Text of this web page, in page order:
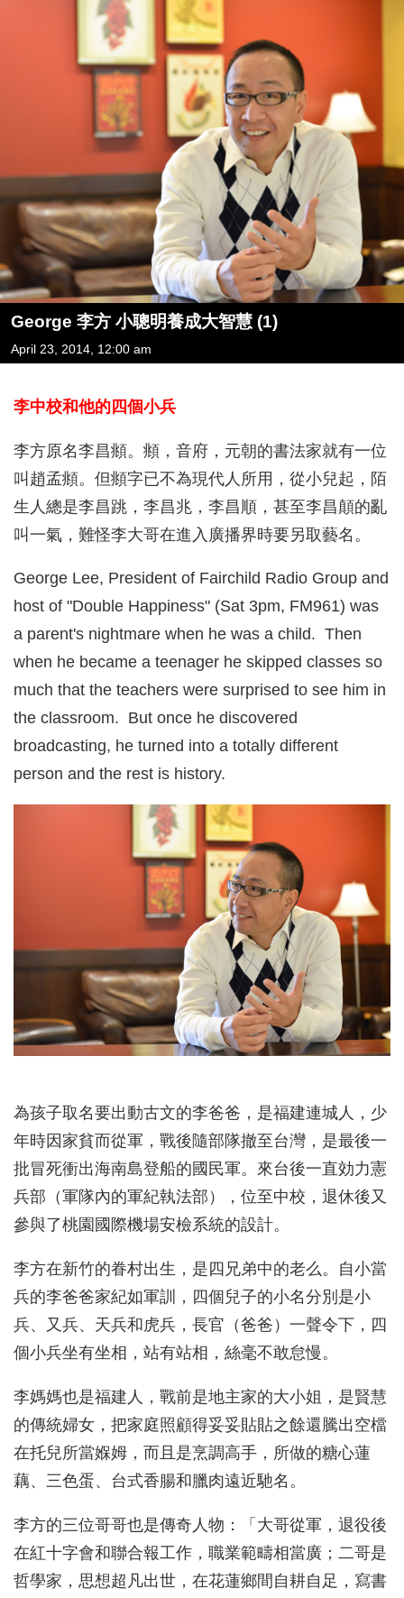
George 李方 小聰明養成大智慧 (1)
April 23, 2014, 12:00 am
李中校和他的四個小兵
李方原名李昌頫。頫，音府，元朝的書法家就有一位
叫趙孟頫。但頫字已不為現代人所用，從小兒起，陌
生人總是李昌跳，李昌兆，李昌順，甚至李昌顛的亂
叫一氣，難怪李大哥在進入廣播界時要另取藝名。
George Lee, President of Fairchild Radio Group and
host of "Double Happiness" (Sat 3pm, FM961) was
a parent's nightmare when he was a child. Then
when he became a teenager he skipped classes so
much that the teachers were surprised to see him in
the classroom. But once he discovered
broadcasting, he turned into a totally different
person and the rest is history.
為孩子取名要出動古文的李爸爸，是福建連城人，少
年時因家貧而從軍，戰後隨部隊撤至台灣，是最後一
批冒死衝出海南島登船的國民軍。來台後一直効力憲
兵部（軍隊內的軍紀執法部），位至中校，退休後又
參與了桃園國際機場安檢系統的設計。
李方在新竹的眷村出生，是四兄弟中的老么。自小當
兵的李爸爸家紀如軍訓，四個兒子的小名分別是小
兵、又兵、天兵和虎兵，長官（爸爸）一聲令下，四
個小兵坐有坐相，站有站相，絲毫不敢怠慢。
李媽媽也是福建人，戰前是地主家的大小姐，是賢慧
的傳統婦女，把家庭照顧得妥妥貼貼之餘還騰出空檔
在托兒所當媬姆，而且是烹調高手，所做的糖心蓮
藕、三色蛋、台式香腸和臘肉遠近馳名。
李方的三位哥哥也是傳奇人物：「大哥從軍，退役後
在紅十字會和聯合報工作，職業範疇相當廣；二哥是
哲學家，思想超凡出世，在花蓮鄉間自耕自足，寫書